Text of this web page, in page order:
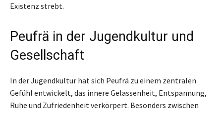
Existenz strebt.
Peufrä in der Jugendkultur und
Gesellschaft
In der Jugendkultur hat sich Peufrä zu einem zentralen
Gefühl entwickelt, das innere Gelassenheit, Entspannung,
Ruhe und Zufriedenheit verkörpert. Besonders zwischen